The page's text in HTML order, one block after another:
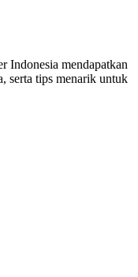
Indonesia mendapatkan
serta tips menarik untuk